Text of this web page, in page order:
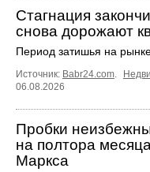
Стагнация
снова дорожают
Период затишья на
Источник: Babr24.com.
06.08.2026
Пробки
на полтора
Маркса